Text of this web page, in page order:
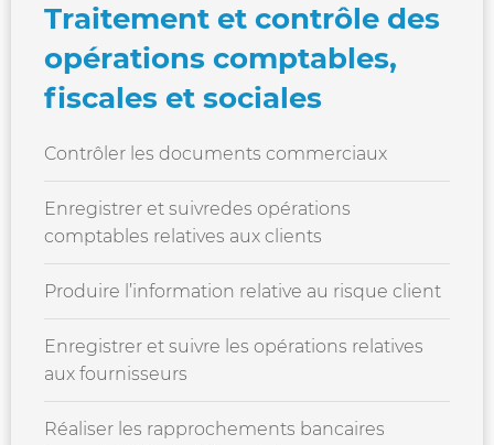
Traitement et contrôle des
opérations comptables,
fiscales et sociales
Contrôler les documents commerciaux
Enregistrer et suivredes opérations
comptables relatives aux clients
Produire l’information relative au risque client
Enregistrer et suivre les opérations relatives
aux fournisseurs
Réaliser les rapprochements bancaires